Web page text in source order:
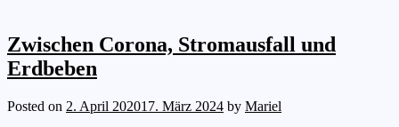
Zwischen Corona, Stromausfall und
Erdbeben
Posted on 2. April 202017. März 2024 by Mariel